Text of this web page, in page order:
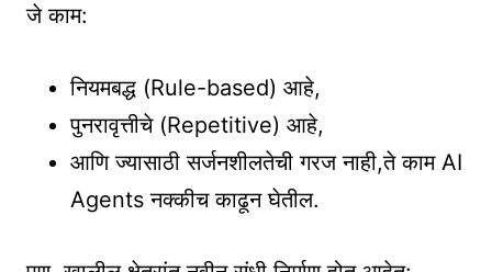
जे काम:
नियमबद्ध (Rule-based) आहे,
पुनरावृत्तीचे (Repetitive) आहे,
आणि ज्यासाठी सर्जनशीलतेची गरज नाही,ते काम AI
Agents नक्कीच काढून घेतील.